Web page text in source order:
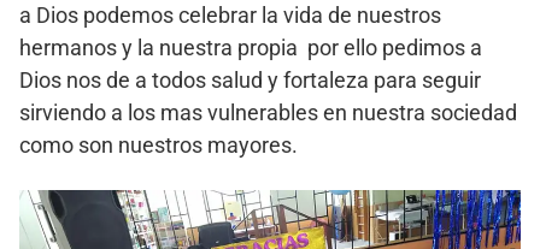
a Dios podemos celebrar la vida de nuestros
hermanos y la nuestra propia por ello pedimos a
Dios nos de a todos salud y fortaleza para seguir
sirviendo a los mas vulnerables en nuestra sociedad
como son nuestros mayores.